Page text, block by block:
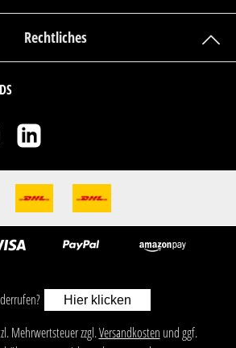
Rechtliches
Hier klicken
Mehrwertsteuer zzgl.Versandkosten und ggf.